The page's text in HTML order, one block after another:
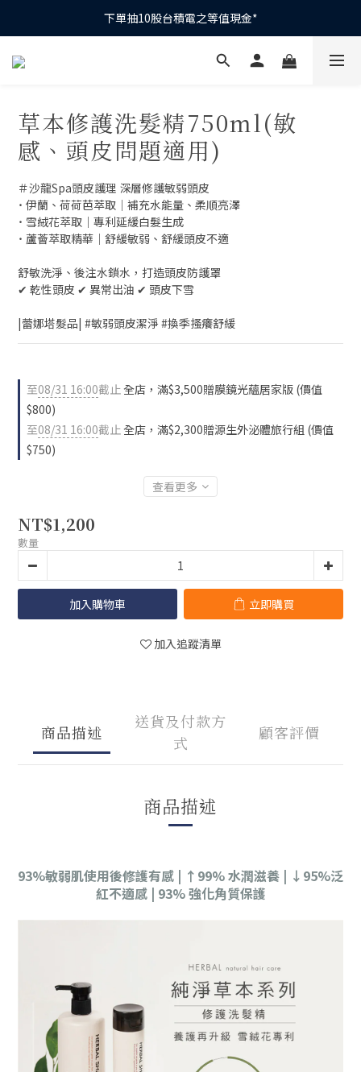
下單抽10股台積電之等值現金*
下單抽10股台積電之等值現金*
滿1200元抽1次｜滿2300元抽3次｜滿3500元抽5次
下單抽10股台積電之等值現金*
草本修護洗髮精750ml(敏
感、頭皮問題適用)
＃沙龍Spa頭皮護理 深層修護敏弱頭皮
˙ 伊蘭、荷荷芭萃取│補充水能量、柔順亮澤
˙ 雪絨花萃取│專利延緩白髮生成
˙ 蘆薈萃取精華│舒緩敏弱、舒緩頭皮不適
舒敏洗淨、後注水鎖水，打造頭皮防護罩
✔︎ 乾性頭皮 ✔︎ 異常出油 ✔︎ 頭皮下雪
|蕾娜塔髮品| #敏弱頭皮潔淨 #換季搔癢舒緩
至08/31 16:00截止全店，滿$3,500贈膜鏡光蘊居家版 (價值
$800)
至08/31 16:00截止全店，滿$2,300贈源生外泌體旅行組 (價值
$750)
查看更多
NT$1,200
數量
加入購物車 立即購買
加入追蹤清單
商品描述
送貨及付款方
式
顧客評價
商品描述
93%敏弱肌使用後修護有感 | ↑99% 水潤滋養 | ↓95%泛
紅不適感 | 93% 強化角質保護